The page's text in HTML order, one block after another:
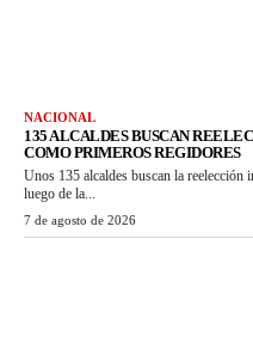
NACIONAL
135 ALCALDES BUSCAN
COMO PRIMEROS REGIDORES
Unos 135 alcaldes buscan la
luego de la...
7 de agosto de 2026